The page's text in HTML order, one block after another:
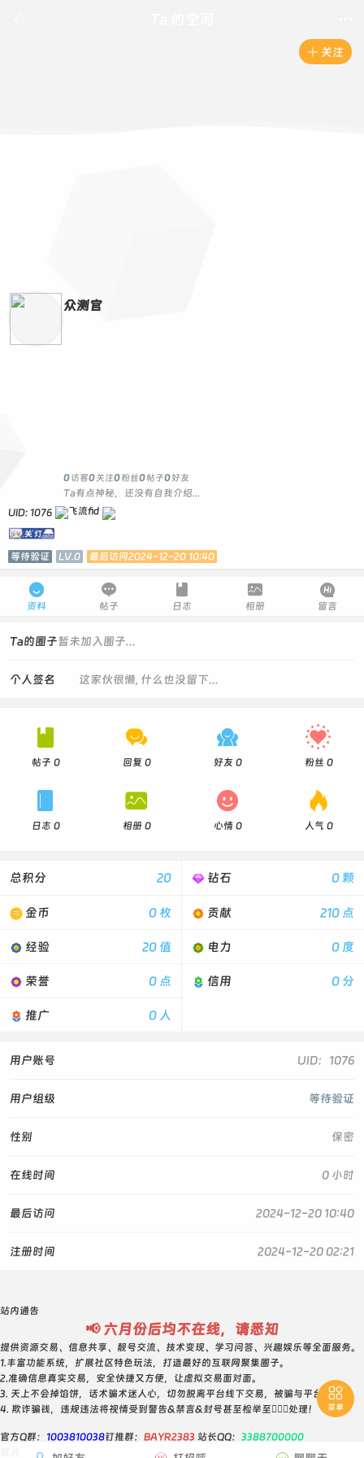
 关注
众测官
0 访客0 关注0粉丝0 帖子0 好友
Ta有点神秘，还没有自我介绍...
UID: 1076
等待验证 LV.0 最后访问2024-12-20 10:40

资料

帖子

日志

相册

留言
Ta的圈子暂未加入圈子...
这家伙很懒, 什么也没留下...
个人签名

帖子 0

回复 0

好友 0

粉丝 0

日志 0

相册 0

心情 0

人气 0
20
总积分 0 颗
钻石
0 枚
金币 210 点
贡献
20 值
经验 0 度
电力
0 点
荣誉 0 分
信用
0 人
推广
UID：1076
用户账号
等待验证
用户组级
保密
性别
0 小时
在线时间
2024-12-20 10:40
最后访问
2024-12-20 02:21
注册时间

菜单
站内通告
📢 六月份后均不在线，请悉知
提供资源交易、信息共享、靓号交流、技术变现、学习问答、兴趣娱乐等全面服务。
1.丰富功能系统，扩展社区特色玩法，打造最好的互联网聚集圈子。
2.准确信息真实交易，安全快捷又方便，让虚拟交易面对面。
3. 天上不会掉馅饼，话术骗术迷人心，切勿脱离平台线下交易，被骗与平台无关！
4. 欺诈骗钱，违规违法将视情受到警告&禁言&封号甚至检举至👮🏻‍♀️处理！
官方Q群： 1003810038钉推群： BAYR2383 站长QQ： 3388700000